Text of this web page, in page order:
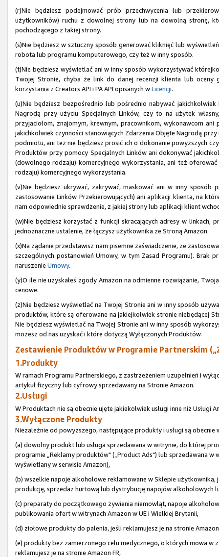
(r)Nie będziesz podejmować prób przechwycenia lub
użytkowników) ruchu z dowolnej strony lub na dowolną stronę,
pochodzącego z takiej strony.
(s)Nie będziesz w sztuczny sposób generować kliknięć lub
robota lub programu komputerowego, czy też w inny sposób.
(t)Nie będziesz wyświetlać ani w inny sposób wykorzystywać
Twojej Stronie, chyba że link do danej recenzji klienta lub oceny
korzystania z Creators API i PA API opisanych wLicencji.
(u)Nie będziesz bezpośrednio lub pośrednio nabywać
Nagrodą przy użyciu Specjalnych Linków, czy to na użytek
przyjaciołom, znajomym, krewnym, pracownikom, wykonawcom
jakichkolwiek czynności stanowiących Zdarzenia Objęte Nagrodą
podmiotu, ani też nie będziesz prosić ich o dokonanie powyższych
Produktów przy pomocy Specjalnych Linków ani dokonywać
(dowolnego rodzaju) komercyjnego wykorzystania, ani też
rodzaju) komercyjnego wykorzystania.
(v)Nie będziesz ukrywać, zakrywać, maskować ani w inny sposób
zastosowanie Linków Przekierowujących) ani aplikacji klienta, na
nam odpowiednie sprawdzenie, z jakiej strony lub aplikacji klient
(w)Nie będziesz korzystać z funkcji skracających adresy w linkach,
jednoznaczne ustalenie, że łączysz użytkownika ze Stroną Amazon.
(x)Na żądanie przedstawisz nam pisemne zaświadczenie, że
szczególnych postanowień Umowy, w tym Zasad Programu). Brak
naruszenie Umowy.
(y)O ile nie uzyskałeś zgody Amazon na odmienne rozwiązanie,
cenowe.
(z)Nie będziesz wyświetlać na Twojej Stronie ani w inny sposób
produktów, które są oferowane na jakiejkolwiek stronie niebędącej
Nie będziesz wyświetlać na Twojej Stronie ani w inny sposób
możesz od nas uzyskać i które dotyczą Wyłączonych Produktów.
Zestawienie Produktów w Programie Partnerskim
1.Produkty
W ramach Programu Partnerskiego, z zastrzeżeniem uzupełnień i
artykuł fizyczny lub cyfrowy sprzedawany na Stronie Amazon.
2.Usługi
W Produktach nie są obecnie ujęte jakiekolwiek usługi inne niż Usługi
3.Wyłączone Produkty
Niezależnie od powyższego, następujące produkty i usługi są
(a) dowolny produkt lub usługa sprzedawana w witrynie, do której
programie „Reklamy produktów" („Product Ads") lub sprzedawana
wyświetlany w serwisie Amazon),
(b) wszelkie napoje alkoholowe reklamowane w Sklepie
produkcję, sprzedaż hurtową lub dystrybucję napojów alkoholowych
(c) preparaty do początkowego żywienia niemowląt, napoje
publikowania ofert w witrynach Amazon w UE i Wielkiej Brytanii,
(d) ziołowe produkty do palenia, jeśli reklamujesz je na stronie Amazon
(e) produkty bez zamierzonego celu medycznego, o których mowa w
reklamujesz je na stronie Amazon FR,